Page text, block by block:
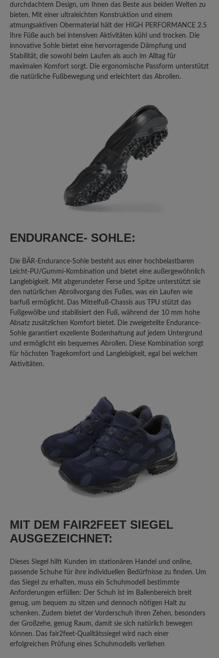
Teilen Sie Ihre Erfahrungen mit anderen
Kunden.
Bewertung schreiben
Bewertung mit 3 von 5 Sternen
Fast perfekter Allrounder
Ich habe mehrere High Performance
Schuhe, sowohl mit Mixed-
rutschige Sohle. Im Winter auf Eis -
Gummisohle noch an Haftung hat, fehlt
hier vollends! Ich habe im Auto -
austattungsbedingt - eine
Metallpedalerie; auch hier ist mit dem
Sohlenmix, wenn er denn einmal feucht
werden sollte, Vorsicht geboten! Da
gibt's kein Halten! ich hatte mir sogar
von einem "Mister-Minute-Shop" in
einem Kaufhaus eine "echte"
sind die Schuhe von Bär wirklich gut
verarbeitet, für mich immer passend
und in jedem Fall ihr Geld wert.
11. September 2025 11:06
Bewertung mit 1 von 5 Sternen
Klobiger Schuh in schöner Farbe
Ich habe diesen Schuh gewählt, da ich
Problemfüsse habe und einen
gesucht habe. Glücklich bin ich damit
jedoch nicht. Die Sohle hat kein
Abrollverhalten, das Innenteil besteht
aus nicht atmungsaktivem Material, das
schon nach einmaligem Tragen
unangenehm riecht. Die Schuhe sind
klobig und nach 1 stündigem
Spaziergang hatte ich sehr gestresste
durchdachtem Design, um Ihnen das Beste aus beiden Welten zu
bieten. Mit einer ultraleichten Konstruktion und einem
atmungsaktiven Obermaterial hält der HIGH PERFORMANCE 2.5
Ihre Füße auch bei intensiven Aktivitäten kühl und trocken. Die
innovative Sohle bietet eine hervorragende Dämpfung und
Stabilität, die sowohl beim Laufen als auch im Alltag für
maximalen Komfort sorgt. Die ergonomische Passform unterstützt
die natürliche Fußbewegung und erleichtert das Abrollen.
ENDURANCE- SOHLE:
Die BÄR-Endurance-Sohle besteht aus einer hochbelastbaren
Leicht-PU/Gummi-Kombination und bietet eine außergewöhnlich
Langlebigkeit. Mit abgerundeter Ferse und Spitze unterstützt sie
den natürlichen Abrollvorgang des Fußes, was ein Laufen wie
barfuß ermöglicht. Das Mittelfuß-Chassis aus TPU stützt das
Fußgewölbe und stabilisiert den Fuß, während der 10 mm hohe
Absatz zusätzlichen Komfort bietet. Die zweigeteilte Endurance-
Sohle garantiert exzellente Bodenhaftung auf jedem Untergrund
und ermöglicht ein bequemes Abrollen. Diese Kombination sorgt
für höchsten Tragekomfort und Langlebigkeit, egal bei welchen
Aktivitäten.
MIT DEM FAIR2FEET SIEGEL
AUSGEZEICHNET:
Dieses Siegel hilft Kunden im stationären Handel und online,
passende Schuhe für ihre individuellen Bedürfnisse zu finden. Um
das Siegel zu erhalten, muss ein Schuhmodell bestimmte
Anforderungen erfüllen: Der Schuh ist im Ballenbereich breit
genug, um bequem zu sitzen und dennoch nötigen Halt zu
schenken. Zudem bietet der Vorderschuh Ihren Zehen, besonders
der Großzehe, genug Raum, damit sie sich natürlich bewegen
können. Das fair2feet-Qualitätssiegel wird nach einer
erfolgreichen Prüfung eines Schuhmodells verliehen